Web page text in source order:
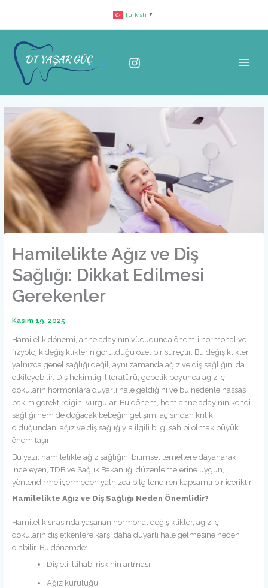
Turkish ▼
Hamilelikte Ağız ve Diş
Sağlığı: Dikkat Edilmesi
Gerekenler
Kasım 19, 2025
Hamilelik dönemi, anne adayının vücudunda önemli hormonal ve
fizyolojik değişikliklerin görüldüğü özel bir süreçtir. Bu değişiklikler
yalnızca genel sağlığı değil, aynı zamanda ağız ve diş sağlığını da
etkileyebilir. Diş hekimliği literatürü, gebelik boyunca ağız içi
dokuların hormonlara duyarlı hale geldiğini ve bu nedenle hassas
bakım gerektirdiğini vurgular. Bu dönem, hem anne adayının kendi
sağlığı hem de doğacak bebeğin gelişimi açısından kritik
olduğundan, ağız ve diş sağlığıyla ilgili bilgi sahibi olmak büyük
önem taşır.
Bu yazı, hamilelikte ağız sağlığını bilimsel temellere dayanarak
inceleyen, TDB ve Sağlık Bakanlığı düzenlemelerine uygun,
yönlendirme içermeden yalnızca bilgilendiren kapsamlı bir içeriktir.
Hamilelikte Ağız ve Diş Sağlığı Neden Önemlidir?
Hamilelik sırasında yaşanan hormonal değişiklikler, ağız içi
dokuların dış etkenlere karşı daha duyarlı hale gelmesine neden
olabilir. Bu dönemde:
Diş eti iltihabı riskinin artması,
Ağız kuruluğu,